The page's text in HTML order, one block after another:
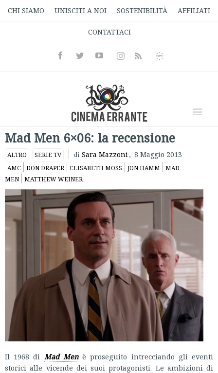
CHI SIAMO UNISCITI A NOI SOSTENIBILITÀ AFFILIATI
CONTATTACI
FacebookTwitterYoutubeInstagramRss
Informativa
Mad Men 6×06: la recensione
ALTRO SERIE TV di Sara Mazzoni, 8 Maggio 2013
AMC DON DRAPER ELISABETH MOSS JON HAMM
MAD
MEN
MATTHEW WEINER
Il 1968 di Mad Menè proseguito intrecciando gli eventi
storici alle vicende dei suoi protagonisti. Le ambizioni di